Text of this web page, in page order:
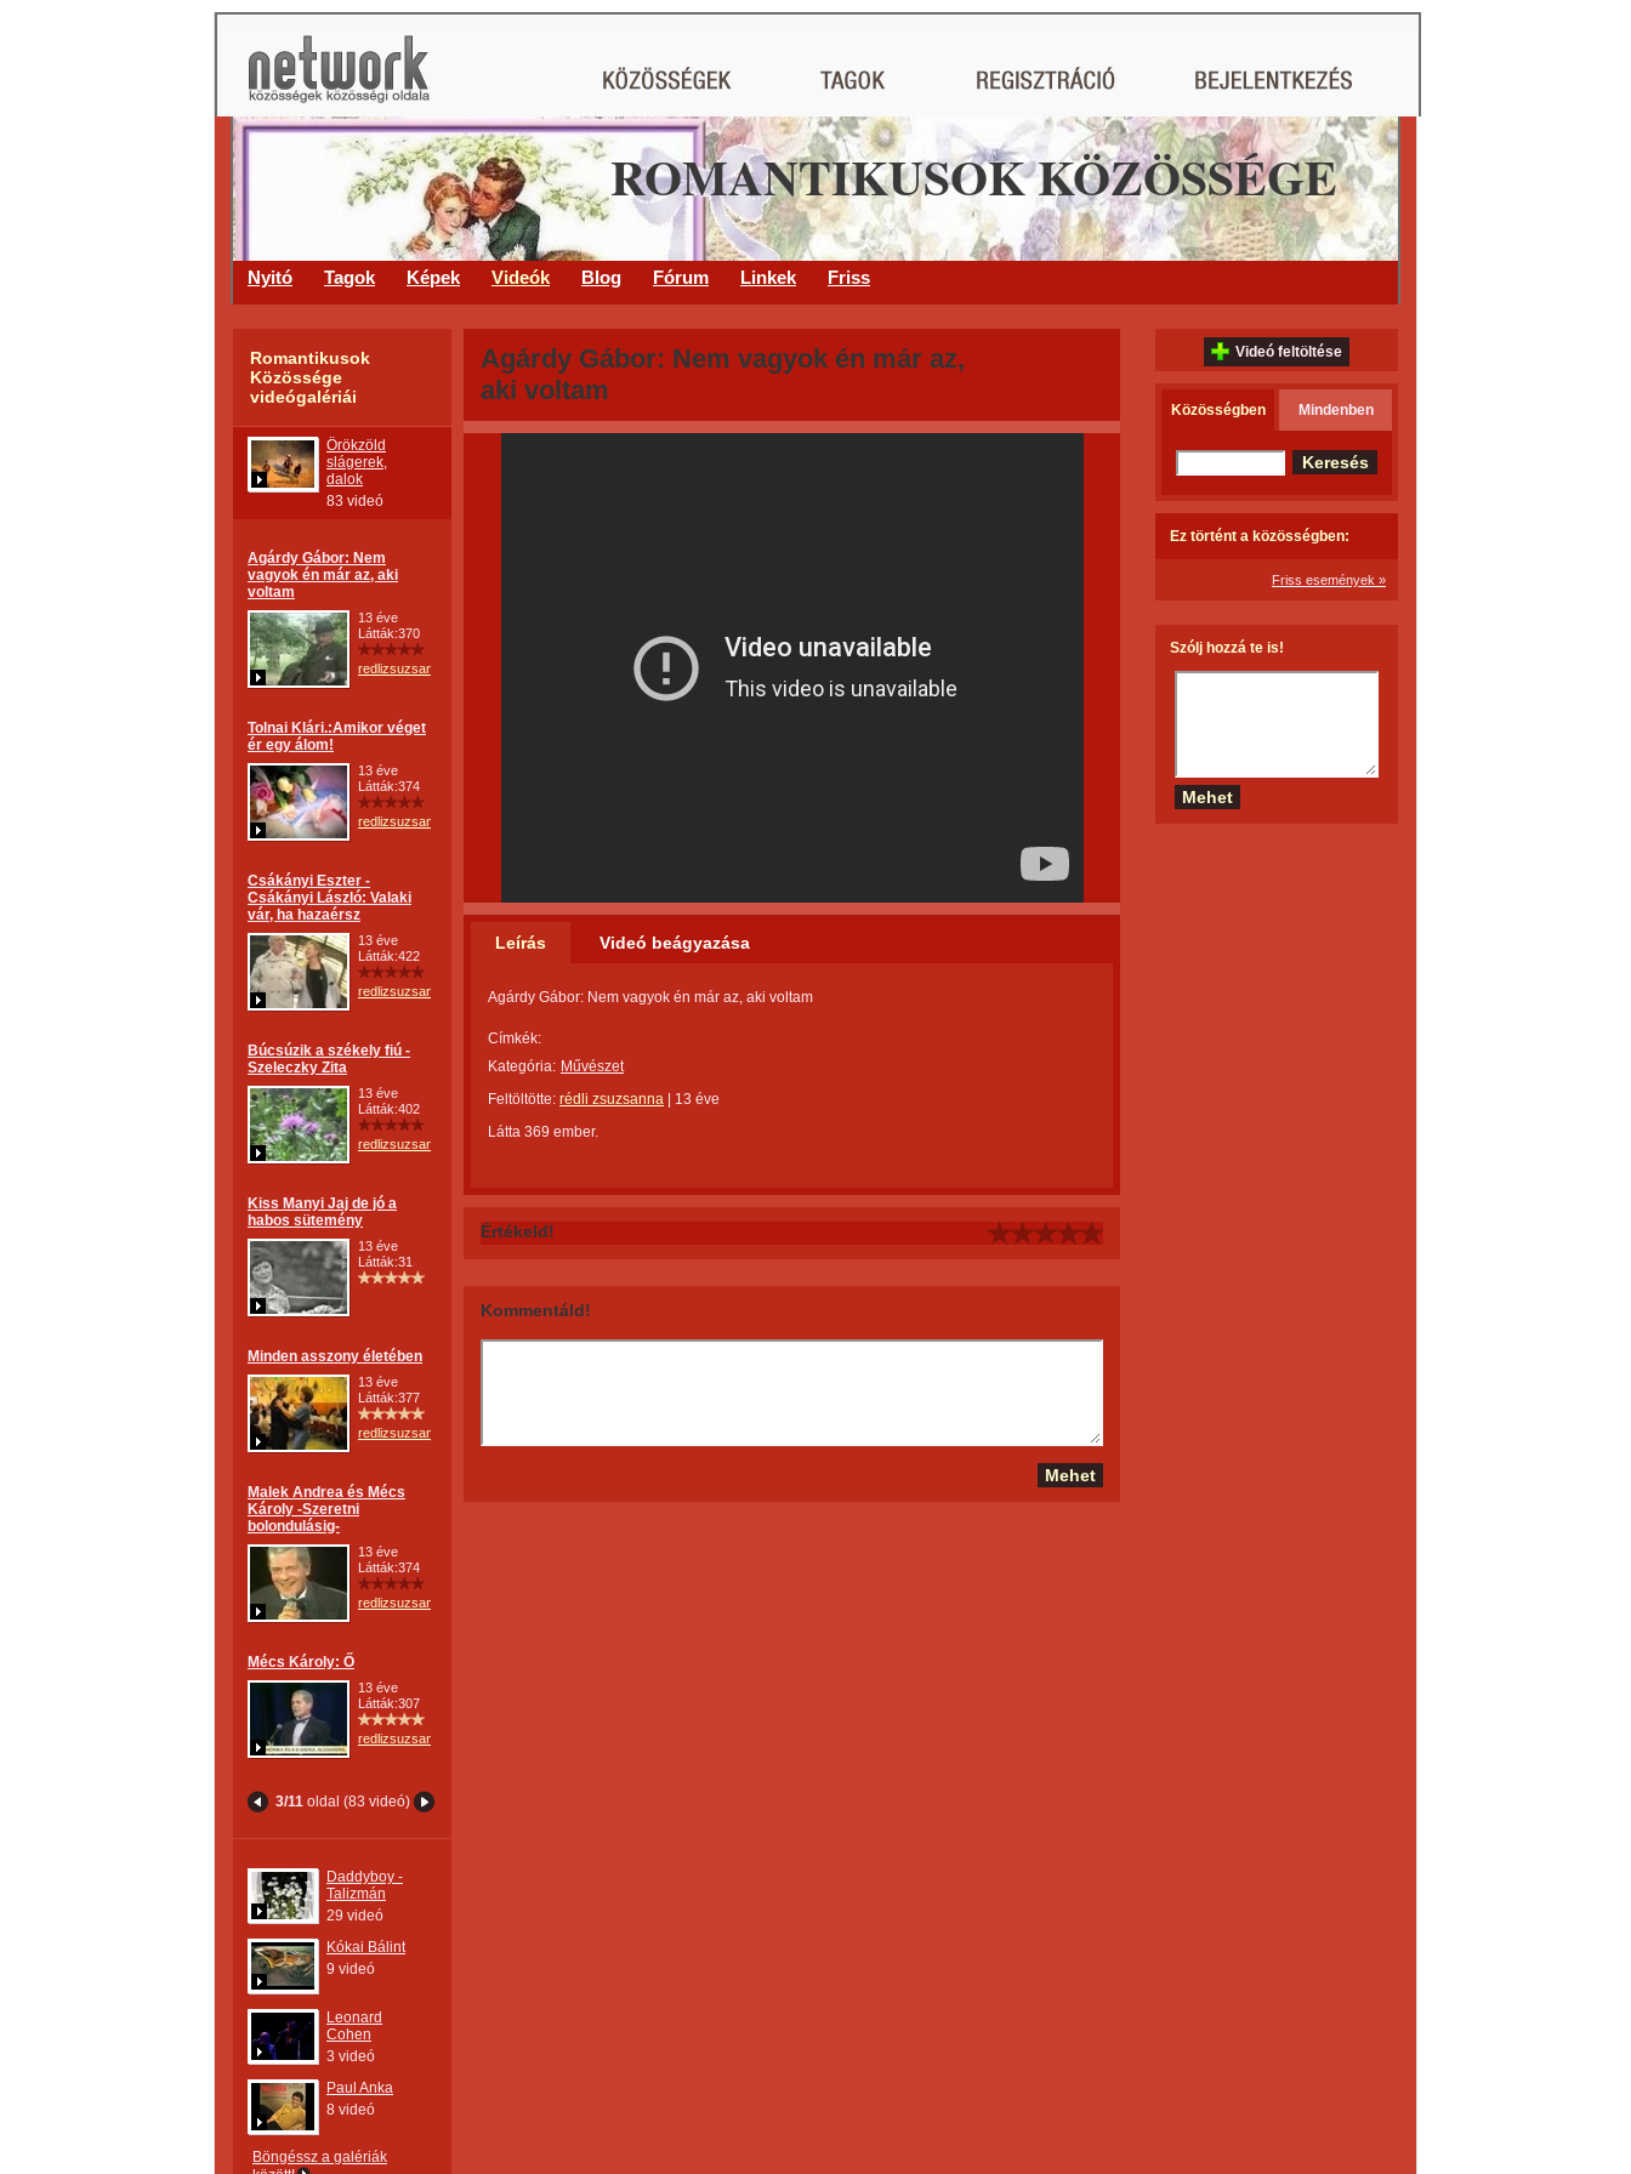
ROMANTIKUSOK KÖZÖSSÉGE
Nyitó Tagok Képek Videók Blog Fórum Linkek Friss
Romantikusok
Közössége
videógalériái
Örökzöld
slágerek,
dalok
83 videó
Agárdy Gábor: Nem
vagyok én már az, aki
voltam
13 éve
Látták:370
redlizsuzsanna
Tolnai Klári.:Amikor véget
ér egy álom!
13 éve
Látták:374
redlizsuzsanna
Csákányi Eszter -
Csákányi László: Valaki
vár, ha hazaérsz
13 éve
Látták:422
redlizsuzsanna
Búcsúzik a székely fiú -
Szeleczky Zita
13 éve
Látták:402
redlizsuzsanna
Kiss Manyi Jaj de jó a
habos sütemény
13 éve
Látták:31
Minden asszony életében
13 éve
Látták:377
redlizsuzsanna
Malek Andrea és Mécs
Károly -Szeretni
bolondulásig-
13 éve
Látták:374
redlizsuzsanna
Mécs Károly: Ő
13 éve
Látták:307
redlizsuzsanna
3/11oldal (83 videó)
Daddyboy -
Talizmán
29 videó
Kókai Bálint
9 videó
Leonard
Cohen
3 videó
Paul Anka
8 videó
Böngéssz a galériák
Agárdy Gábor: Nem vagyok én már az,
aki voltam
Leírás Videó beágyazása
Agárdy Gábor: Nem vagyok én már az, aki voltam
Címkék:
Kategória: Művészet
Feltöltötte: rédli zsuzsanna
13 éve
Látta 369 ember.
Értékeld!
Kommentáld!
Videó feltöltése
Közösségben Mindenben
Ez történt a közösségben:
Friss események »
Szólj hozzá te is!